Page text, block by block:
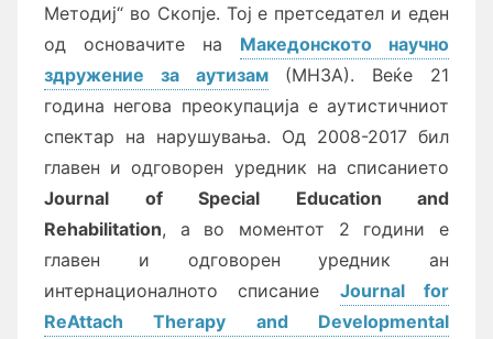
Методиј“ во Скопје. Тој е претседател и еден
од основачите на Македонското научно
здружение за аутизам(МНЗА). Веќе 21
година негова преокупација е аутистичниот
спектар на нарушувања. Од 2008-2017 бил
главен и одговорен уредник на списанието
Journal of Special Education and
Rehabilitation, а во моментот 2 години е
главен и одговорен уредник ан
интернационалното списание Journal for
ReAttach Therapy and Developmental